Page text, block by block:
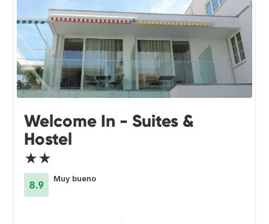
Welcome In - Suites &
Hostel
★★
8.9
Muy bueno